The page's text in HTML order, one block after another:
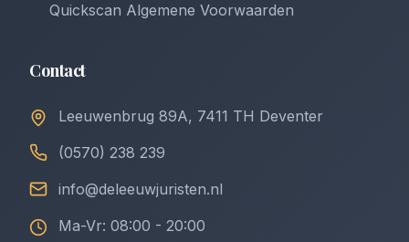
Quickscan Algemene Voorwaarden
Contact
Leeuwenbrug 89A, 7411 TH Deventer
(0570) 238 239
info@deleeuwjuristen.nl
Ma-Vr: 08:00 - 20:00